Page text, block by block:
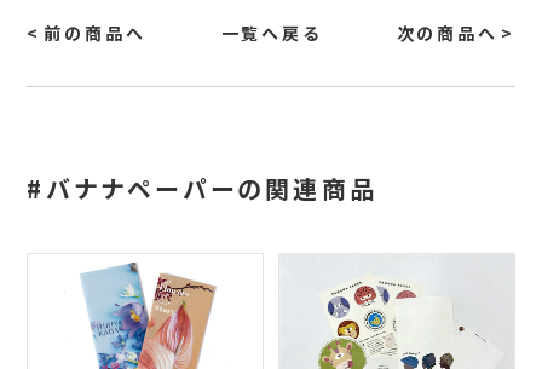
前の商品へ 一覧へ戻る 次の商品へ
#バナナペーパーの関連商品